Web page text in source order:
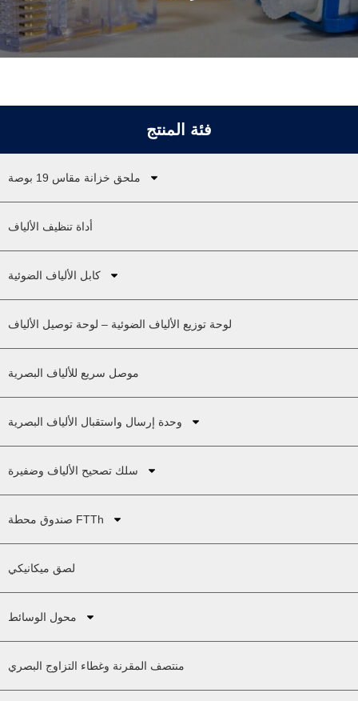
فئة المنتج
ملحق خزانة مقاس 19 بوصة
أداة تنظيف الألياف
كابل الألياف الضوئية
لوحة توزيع الألياف الضوئية – لوحة توصيل الألياف
موصل سريع للألياف البصرية
وحدة إرسال واستقبال الألياف البصرية
سلك تصحيح الألياف وضفيرة
صندوق محطة FTTh
لصق ميكانيكي
محول الوسائط
منتصف المقرنة وغطاء التزاوج البصري